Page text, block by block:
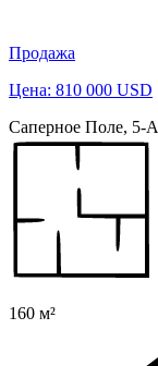
Продажа
Цена: 810 000 USD
Саперное Поле, 5-А
160 м²